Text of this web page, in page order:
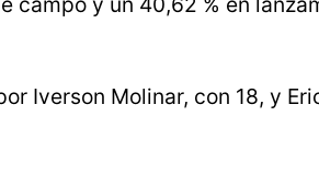
Iverson Molinar, con 18, y